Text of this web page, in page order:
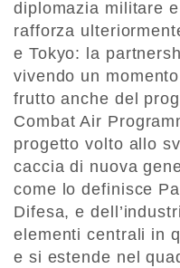
diplomazia militare
rafforza
e Tokyo: la
vivendo un
frutto anche del
Combat Air
progetto volto allo
caccia di nuova
come lo definisce
Difesa, e
elementi centrali in
e si estende nel